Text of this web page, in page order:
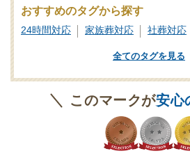
おすすめのタグから探す
24時間対応 家族葬対応 社葬対応
全てのタグを見る
このマークが安心